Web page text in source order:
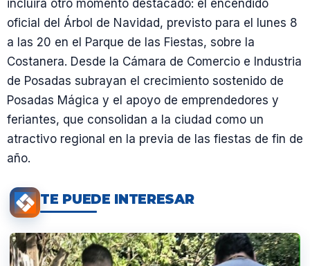
incluirá otro momento destacado: el encendido
oficial del Árbol de Navidad, previsto para el lunes 8
a las 20 en el Parque de las Fiestas, sobre la
Costanera. Desde la Cámara de Comercio e Industria
de Posadas subrayan el crecimiento sostenido de
Posadas Mágica y el apoyo de emprendedores y
feriantes, que consolidan a la ciudad como un
atractivo regional en la previa de las fiestas de fin de
año.
TE PUEDE INTERESAR